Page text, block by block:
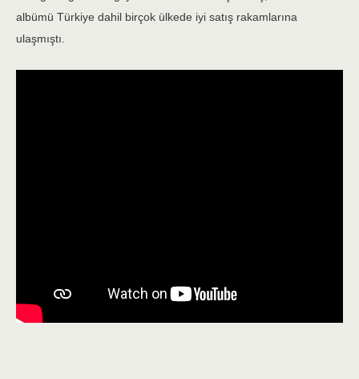
albümü Türkiye dahil birçok ülkede iyi satış rakamlarına
ulaşmıştı.